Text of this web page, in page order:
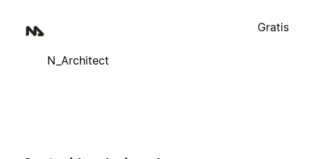
N_Architect
Gratis